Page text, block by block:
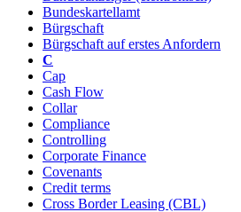
Bundeskartellamt
Bürgschaft
Bürgschaft auf erstes Anfordern
C
Cap
Cash Flow
Collar
Compliance
Controlling
Corporate Finance
Covenants
Credit terms
Cross Border Leasing (CBL)